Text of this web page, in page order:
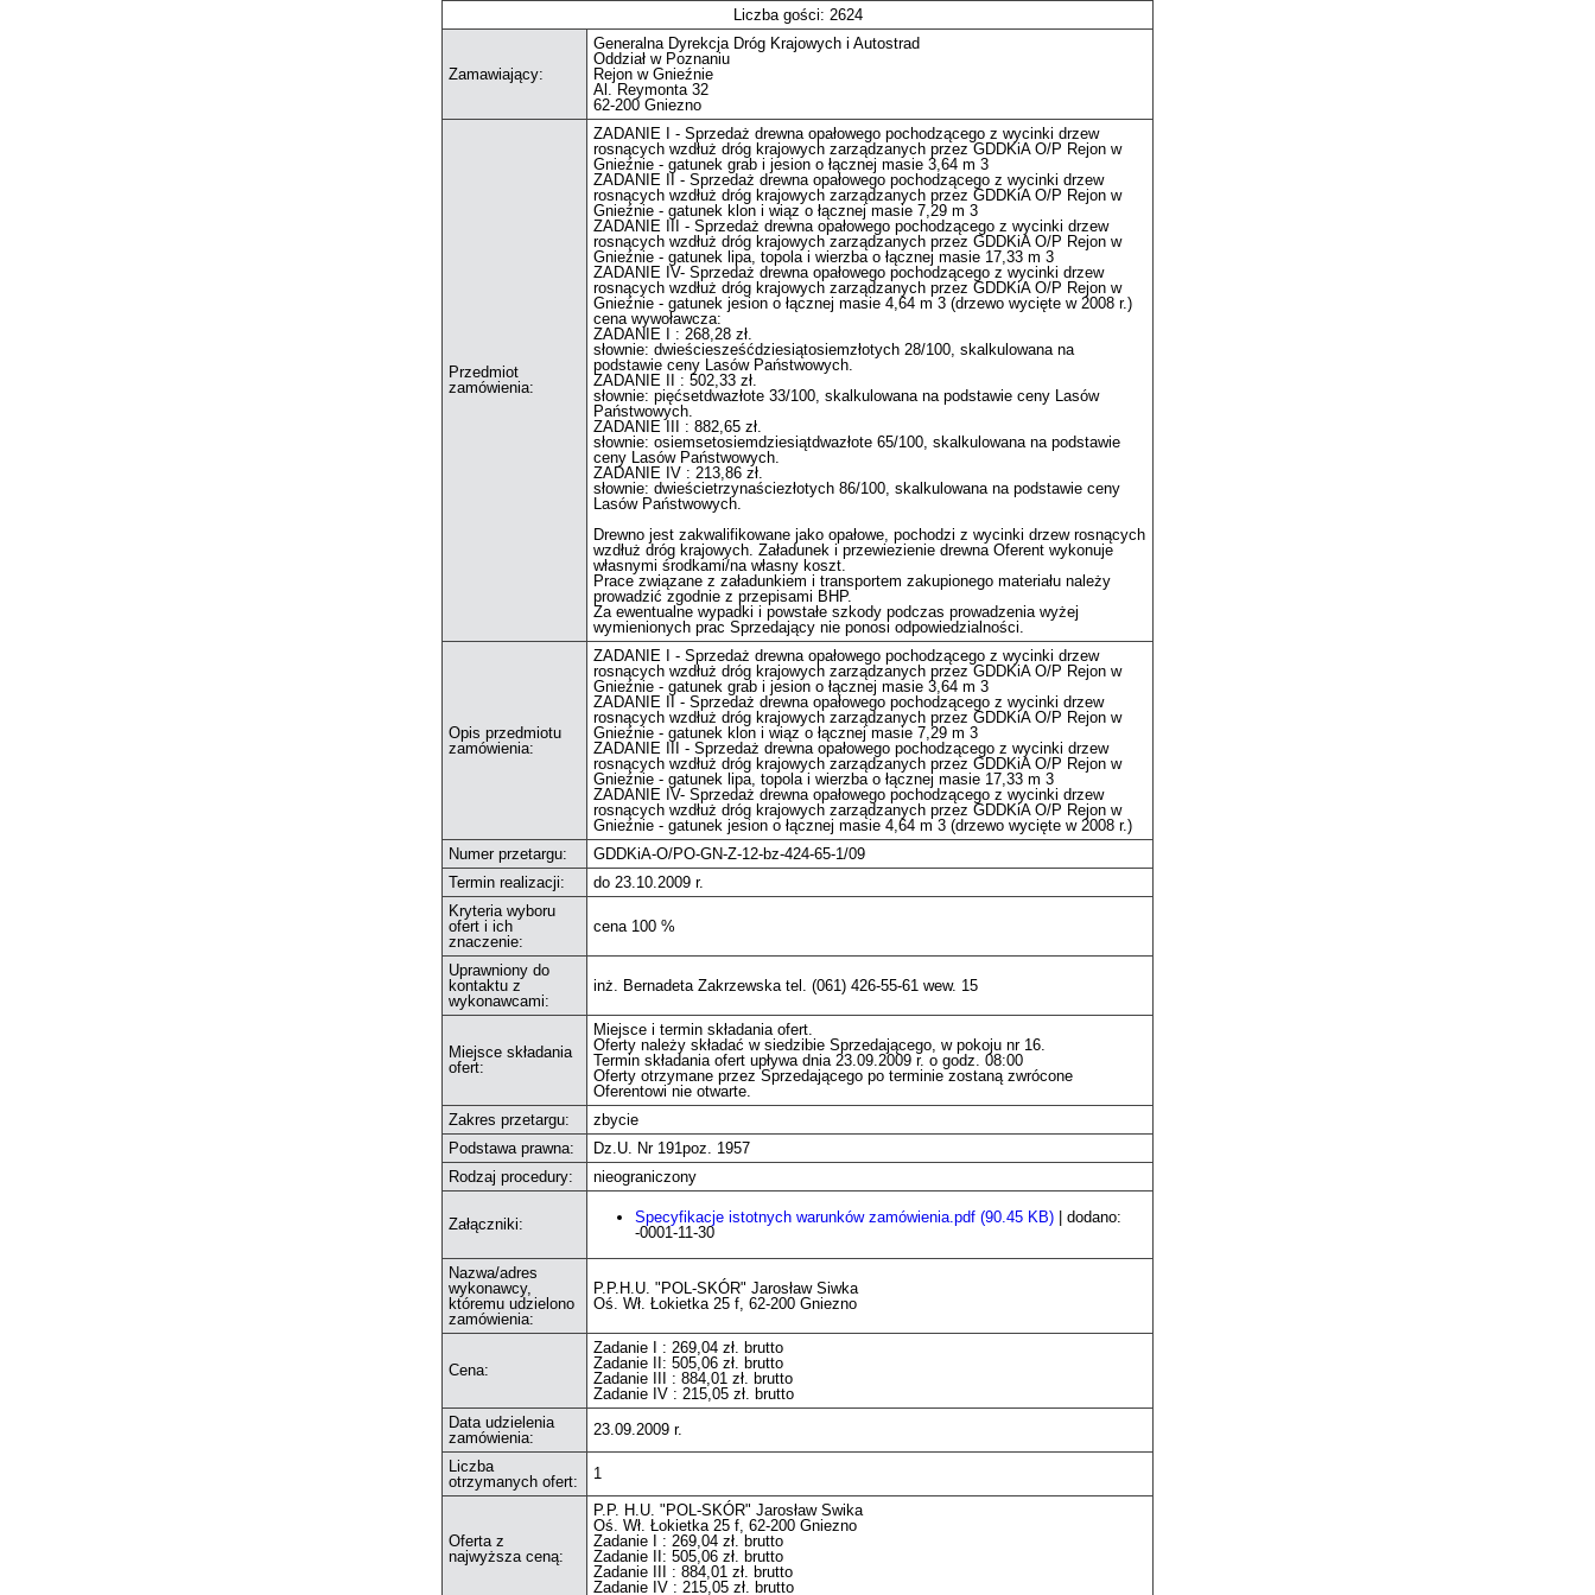
Liczba gości: 2624
Zamawiający:
Generalna Dyrekcja Dróg Krajowych i Autostrad
Oddział w Poznaniu
Rejon w Gnieźnie
Al. Reymonta 32
62-200 Gniezno
Przedmiot
zamówienia:
ZADANIE I - Sprzedaż drewna opałowego pochodzącego z wycinki drzew
rosnących wzdłuż dróg krajowych zarządzanych przez GDDKiA O/P Rejon w
Gnieźnie - gatunek grab i jesion o łącznej masie 3,64 m 3
ZADANIE II - Sprzedaż drewna opałowego pochodzącego z wycinki drzew
rosnących wzdłuż dróg krajowych zarządzanych przez GDDKiA O/P Rejon w
Gnieźnie - gatunek klon i wiąz o łącznej masie 7,29 m 3
ZADANIE III - Sprzedaż drewna opałowego pochodzącego z wycinki drzew
rosnących wzdłuż dróg krajowych zarządzanych przez GDDKiA O/P Rejon w
Gnieźnie - gatunek lipa, topola i wierzba o łącznej masie 17,33 m 3
ZADANIE IV- Sprzedaż drewna opałowego pochodzącego z wycinki drzew
rosnących wzdłuż dróg krajowych zarządzanych przez GDDKiA O/P Rejon w
Gnieźnie - gatunek jesion o łącznej masie 4,64 m 3 (drzewo wycięte w 2008 r.)
cena wywoławcza:
ZADANIE I : 268,28 zł.
słownie: dwieściesześćdziesiątosiemzłotych 28/100, skalkulowana na
podstawie ceny Lasów Państwowych.
ZADANIE II : 502,33 zł.
słownie: pięćsetdwazłote 33/100, skalkulowana na podstawie ceny Lasów
Państwowych.
ZADANIE III : 882,65 zł.
słownie: osiemsetosiemdziesiątdwazłote 65/100, skalkulowana na podstawie
ceny Lasów Państwowych.
ZADANIE IV : 213,86 zł.
słownie: dwieścietrzynaściezłotych 86/100, skalkulowana na podstawie ceny
Lasów Państwowych.
Drewno jest zakwalifikowane jako opałowe, pochodzi z wycinki drzew rosnących
wzdłuż dróg krajowych. Załadunek i przewiezienie drewna Oferent wykonuje
własnymi środkami/na własny koszt.
Prace związane z załadunkiem i transportem zakupionego materiału należy
prowadzić zgodnie z przepisami BHP.
Za ewentualne wypadki i powstałe szkody podczas prowadzenia wyżej
wymienionych prac Sprzedający nie ponosi odpowiedzialności.
Opis przedmiotu
zamówienia:
ZADANIE I - Sprzedaż drewna opałowego pochodzącego z wycinki drzew
rosnących wzdłuż dróg krajowych zarządzanych przez GDDKiA O/P Rejon w
Gnieźnie - gatunek grab i jesion o łącznej masie 3,64 m 3
ZADANIE II - Sprzedaż drewna opałowego pochodzącego z wycinki drzew
rosnących wzdłuż dróg krajowych zarządzanych przez GDDKiA O/P Rejon w
Gnieźnie - gatunek klon i wiąz o łącznej masie 7,29 m 3
ZADANIE III - Sprzedaż drewna opałowego pochodzącego z wycinki drzew
rosnących wzdłuż dróg krajowych zarządzanych przez GDDKiA O/P Rejon w
Gnieźnie - gatunek lipa, topola i wierzba o łącznej masie 17,33 m 3
ZADANIE IV- Sprzedaż drewna opałowego pochodzącego z wycinki drzew
rosnących wzdłuż dróg krajowych zarządzanych przez GDDKiA O/P Rejon w
Gnieźnie - gatunek jesion o łącznej masie 4,64 m 3 (drzewo wycięte w 2008 r.)
Numer przetargu:
GDDKiA-O/PO-GN-Z-12-bz-424-65-1/09
Termin realizacji:
do 23.10.2009 r.
Kryteria wyboru
ofert i ich
znaczenie:
cena 100 %
Uprawniony do
kontaktu z
wykonawcami:
inż. Bernadeta Zakrzewska tel. (061) 426-55-61 wew. 15
Miejsce składania
ofert:
Miejsce i termin składania ofert.
Oferty należy składać w siedzibie Sprzedającego, w pokoju nr 16.
Termin składania ofert upływa dnia 23.09.2009 r. o godz. 08:00
Oferty otrzymane przez Sprzedającego po terminie zostaną zwrócone
Oferentowi nie otwarte.
Zakres przetargu:
zbycie
Podstawa prawna:
Dz.U. Nr 191poz. 1957
Rodzaj procedury:
nieograniczony
Załączniki: Specyfikacje istotnych warunków zamówienia.pdf (90.45 KB) | dodano:
-0001-11-30
Nazwa/adres
wykonawcy,
któremu udzielono
zamówienia:
P.P.H.U. "POL-SKÓR" Jarosław Siwka
Oś. Wł. Łokietka 25 f, 62-200 Gniezno
Cena:
Zadanie I : 269,04 zł. brutto
Zadanie II: 505,06 zł. brutto
Zadanie III : 884,01 zł. brutto
Zadanie IV : 215,05 zł. brutto
Data udzielenia
zamówienia:
23.09.2009 r.
Liczba
otrzymanych ofert:
1
Oferta z
najwyższa ceną:
P.P. H.U. "POL-SKÓR" Jarosław Swika
Oś. Wł. Łokietka 25 f, 62-200 Gniezno
Zadanie I : 269,04 zł. brutto
Zadanie II: 505,06 zł. brutto
Zadanie III : 884,01 zł. brutto
Zadanie IV : 215,05 zł. brutto